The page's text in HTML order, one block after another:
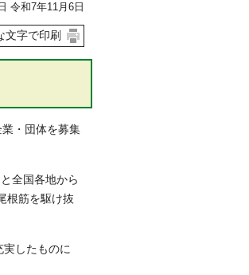
令和7年11月6日
文字で印刷
・団体を募集
全国各地から
根筋を駆け抜
したものに